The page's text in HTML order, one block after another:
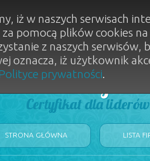
Dobry
Certyfikat dla
STRONA GŁÓWNA LISTA
iż w naszych serwisach
za pomocą plików cookies
z naszych
oznacza, iż użytkownik
prywatności.